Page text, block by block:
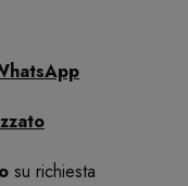
su richiesta